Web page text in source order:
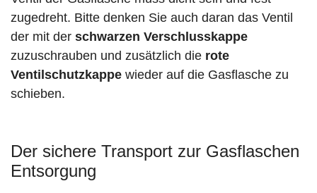
zugedreht. Bitte denken Sie auch daran das Ventil
der mit der schwarzen Verschlusskappe
zuzuschrauben und zusätzlich die rote
Ventilschutzkappe wieder auf die Gasflasche zu
schieben.
Der sichere Transport zur Gasflaschen
Entsorgung